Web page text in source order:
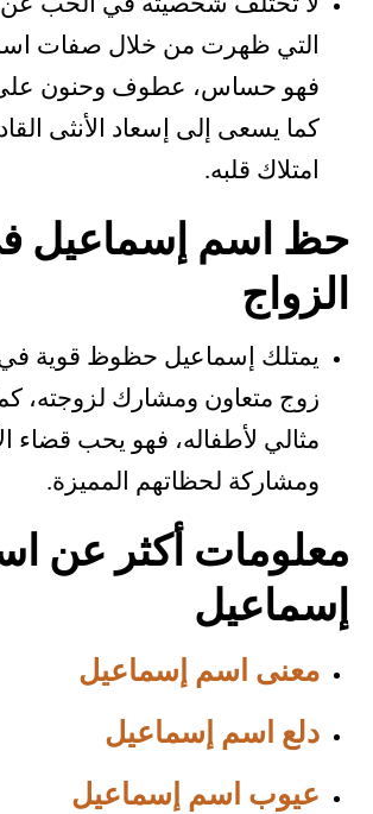
لا تختلف شخصيته في الحب
التي ظهرت من خلال صفات
فهو حساس، عطوف وحنون
كما يسعى إلى إسعاد الأنثى
امتلاك قلبه.
حظ اسم إسماعيل
الزواج
يمتلك إسماعيل حظوظ قوية في
زوج متعاون ومشارك لزوجته،
مثالي لأطفاله، فهو يحب قضاء
ومشاركة لحظاتهم المميزة.
معلومات أكثر عن
إسماعيل
معنى اسم إسماعيل
دلع اسم إسماعيل
عيوب اسم إسماعيل